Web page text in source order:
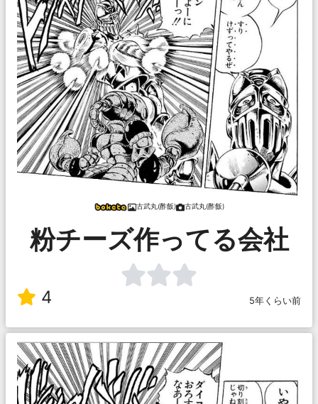
古武丸(酢飯) 古武丸(酢飯)
粉チーズ作ってる会社
4 5年くらい前